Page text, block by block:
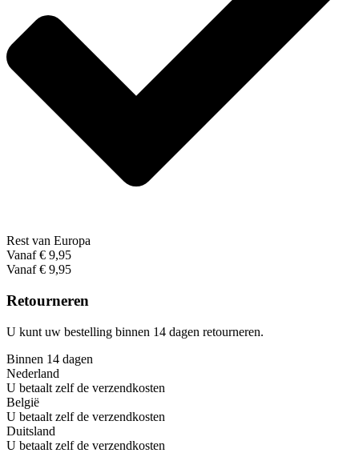
Rest van Europa
Vanaf € 9,95
Vanaf € 9,95
Retourneren
U kunt uw bestelling binnen 14 dagen retourneren.
Binnen 14 dagen
Nederland
U betaalt zelf de verzendkosten
België
U betaalt zelf de verzendkosten
Duitsland
U betaalt zelf de verzendkosten